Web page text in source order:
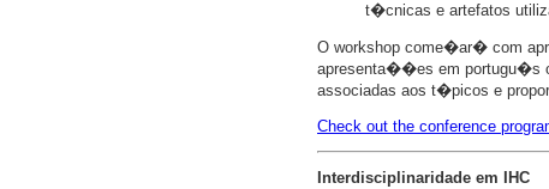
t�cnicas e artefatos
O workshop come�ar� com
apresenta��es em portugu�s
associadas aos t�picos e
Check out the conference
Interdisciplinaridade em IHC